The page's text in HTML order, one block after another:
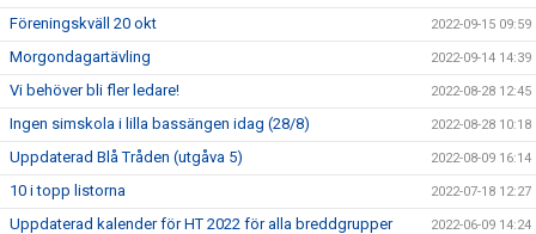
Föreningskväll 20 okt 2022-09-15 09:59
Morgondagartävling 2022-09-14 14:39
Vi behöver bli fler ledare! 2022-08-28 12:45
Ingen simskola i lilla bassängen idag (28/8) 2022-08-28 10:18
Uppdaterad Blå Tråden (utgåva 5) 2022-08-09 16:14
10 i topp listorna 2022-07-18 12:27
Uppdaterad kalender för HT 2022 för alla breddgrupper 2022-06-09 14:24